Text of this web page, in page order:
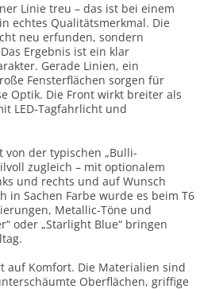
Linie treu – das ist bei einem
echtes Qualitätsmerkmal. Die
neu erfunden, sondern
Ergebnis ist ein klar
Gerade Linien, ein
Fensterflächen sorgen für
Optik. Die Front wirkt breiter als
LED-Tagfahrlicht und
von der typischen „Bulli-
zugleich – mit optionalem
und rechts und auf Wunsch
in Sachen Farbe wurde es beim T6
Metallic-Töne und
oder „Starlight Blue“ bringen
auf Komfort. Die Materialien sind
Oberflächen, griffige